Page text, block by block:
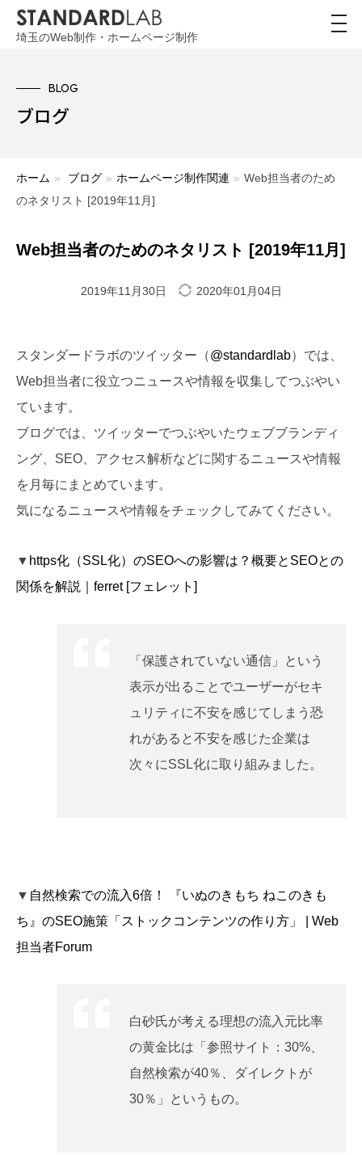
埼玉のWeb制作・ホームページ制作
BLOG
ブログ
ホーム » ブログ » ホームページ制作関連 » Web担当者のため
のネタリスト [2019年11月]
Web担当者のためのネタリスト [2019年11月]
2019年11月30日 2020年01月04日
スタンダードラボのツイッター（@standardlab）では、
Web担当者に役立つニュースや情報を収集してつぶやい
ています。
ブログでは、ツイッターでつぶやいたウェブブランディ
ング、SEO、アクセス解析などに関するニュースや情報
を月毎にまとめています。
気になるニュースや情報をチェックしてみてください。
▼ https化（SSL化）のSEOへの影響は？概要とSEOとの
関係を解説｜ferret [フェレット]
「保護されていない通信」という
表示が出ることでユーザーがセキ
ュリティに不安を感じてしまう恐
れがあると不安を感じた企業は
次々にSSL化に取り組みました。
▼ 自然検索での流入6倍！ 『いぬのきもち ねこのきも
ち』のSEO施策「ストックコンテンツの作り方」 | Web
担当者Forum
白砂氏が考える理想の流入元比率
の黄金比は「参照サイト：30%、
自然検索が40％、ダイレクトが
30％」というもの。